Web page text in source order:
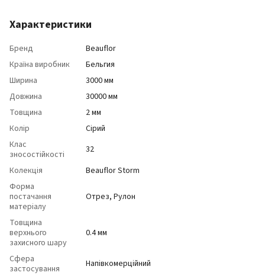
Характеристики
Бренд
Beauflor
Країна виробник
Бельгия
Ширина
3000 мм
Довжина
30000 мм
Товщина
2 мм
Колір
Сірий
Клас
зносостійкості
32
Колекція
Beauflor Storm
Форма
постачання
матеріалу
Отрез, Рулон
Товщина
верхнього
захисного шару
0.4 мм
Сфера
застосування
Напівкомерційний